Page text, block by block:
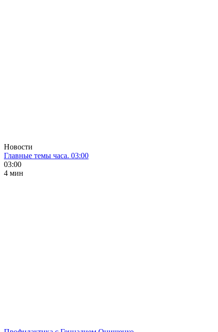
Новости
Главные темы часа. 03:00
03:00
4 мин